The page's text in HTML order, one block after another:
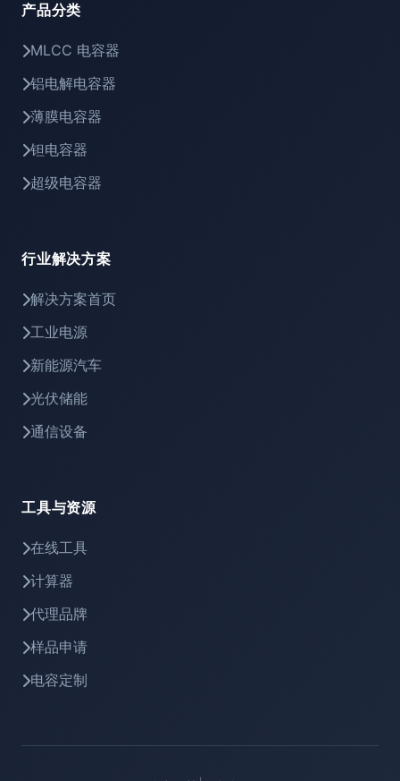
产品分类
MLCC 电容器
铝电解电容器
薄膜电容器
钽电容器
超级电容器
行业解决方案
解决方案首页
工业电源
新能源汽车
光伏储能
通信设备
工具与资源
在线工具
计算器
代理品牌
样品申请
电容定制